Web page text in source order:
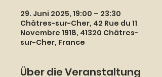
29. Juni 2025, 19:00 – 23:30
Châtres-sur-Cher, 42 Rue du 11
Novembre 1918, 41320 Châtres-
sur-Cher, France
Über die Veranstaltung